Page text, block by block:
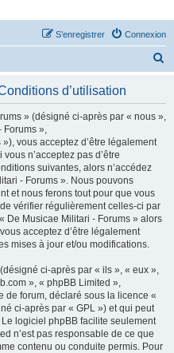
Connexion
S’enregistrer
d’utilisation
» (désigné ci-après par « nous »,
Forums »,
vous acceptez d’être légalement
n’acceptez pas d’être
suivantes, alors n’accédez
- Forums ». Nous pouvons
et nous ferons tout pour que vous
vérifier régulièrement celles-ci par
De Musicae Militari - Forums » alors
acceptez d’être légalement
mises à jour et/ou modifications.
ci-après par « ils », « eux »,
», « phpBB Limited »,
de forum, déclaré sous la licence «
ci-après par « GPL ») et qui peut
Le logiciel phpBB facilite seulement
n’est pas responsable de ce que
contenu ou conduite permis. Pour